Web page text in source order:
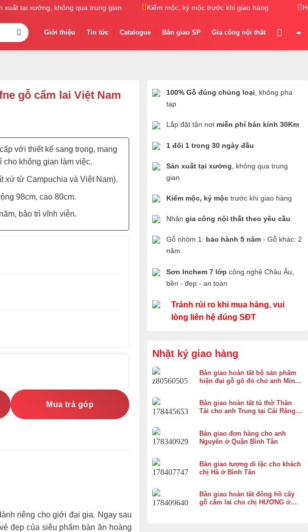
tại xưởng, không qua trung gian Kiểm mộc, ký mộc trước khi giao hàng Nhận
Giới thiệu Tin tức Catalogue Bàn giao SP Gia công nội thất
100% Gỗ đúng chủng loại , không pha
tạp
Lắp đặt tận nơimiễn phí bán kính 30Km
1 đổi 1 trong 30 ngày đầu
Sản xuất tại xưởng , không qua trung
gian
Kiểm mộc, ký mộctrước khi giao hàng
Nhận gia công nội thất theo yêu cầu
Gỗ nhóm 1: bảo hành 5 năm- Gỗ khác: 2
năm
Sơn Inchem 7 lớp công nghệ Châu Âu,
bền - đẹp - an toàn
Tránh rủi ro khi mua hàng, vui
lòng liên hệ đúng SĐT
Nhật ký giao hàng
Bàn giao hoàn tất bộ sản phẩm
hiện đại gỗ gõ đỏ cho anh Minh
Bàn giao hoàn tất tủ thờ Thần
Tài cho anh Trung tại Cái Răng,
Bàn giao đơn hàng cho anh
Nguyên ở Quận Bình Tân
Bàn giao tượng di lặc cho khách
chị Hà ở Bình Tân
Bàn giao hoàn tất đông hồ cây
gỗ cẩm lai cho chị HƯƠNG ở
gỗ cẩm lai Việt Nam
với thiết kế sang trọng, mang
cho không gian làm việc.
xứ từ Campuchia và Việt Nam).
98cm, cao 80cm.
bảo trì vĩnh viễn.
Mua trả góp
riêng cho giới đại gia. Ngay sau
đẹp của siêu phẩm bàn ăn hoàng